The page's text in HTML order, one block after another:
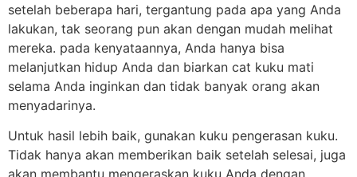
setelah beberapa hari, tergantung pada apa yang Anda
lakukan, tak seorang pun akan dengan mudah melihat
mereka. pada kenyataannya, Anda hanya bisa
melanjutkan hidup Anda dan biarkan cat kuku mati
selama Anda inginkan dan tidak banyak orang akan
menyadarinya.
Untuk hasil lebih baik, gunakan kuku pengerasan kuku.
Tidak hanya akan memberikan baik setelah selesai, juga